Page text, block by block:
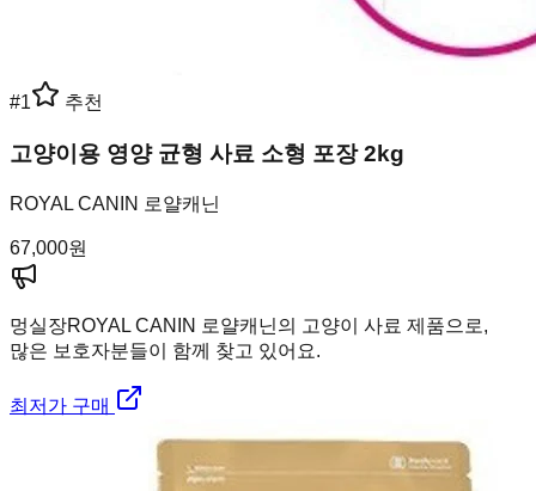
#1 추천
고양이용 영양 균형 사료 소형 포장 2kg
ROYAL CANIN 로얄캐닌
67,000원
멍실장ROYAL CANIN 로얄캐닌의 고양이 사료 제품으로,
많은 보호자분들이 함께 찾고 있어요.
최저가 구매